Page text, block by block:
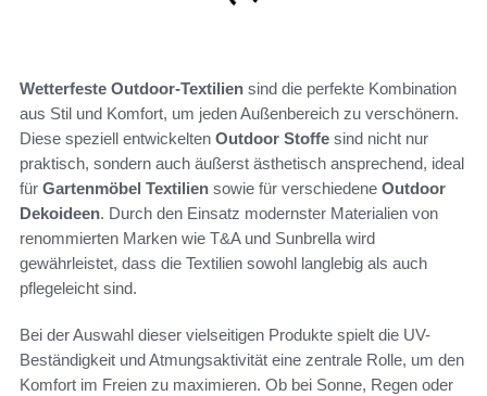
Wetterfeste Outdoor-Textilien sind die perfekte Kombination
aus Stil und Komfort, um jeden Außenbereich zu verschönern.
Diese speziell entwickelten Outdoor Stoffe sind nicht nur
praktisch, sondern auch äußerst ästhetisch ansprechend, ideal
für Gartenmöbel Textilien sowie für verschiedene Outdoor
Dekoideen. Durch den Einsatz modernster Materialien von
renommierten Marken wie T&A und Sunbrella wird
gewährleistet, dass die Textilien sowohl langlebig als auch
pflegeleicht sind.
Bei der Auswahl dieser vielseitigen Produkte spielt die UV-
Beständigkeit und Atmungsaktivität eine zentrale Rolle, um den
Komfort im Freien zu maximieren. Ob bei Sonne, Regen oder